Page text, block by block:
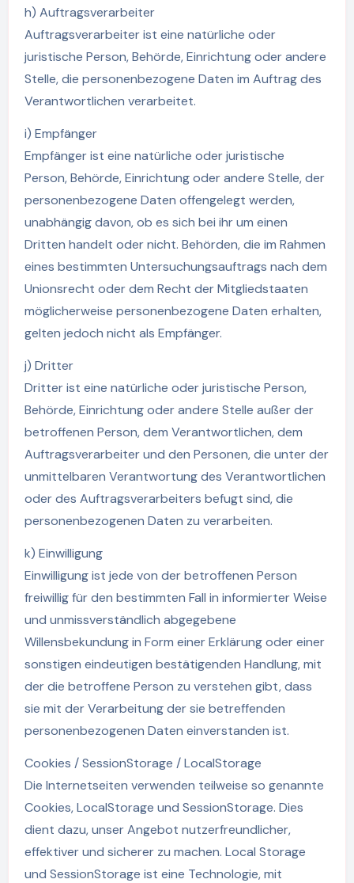
h) Auftragsverarbeiter
Auftragsverarbeiter ist eine natürliche oder
juristische Person, Behörde, Einrichtung oder andere
Stelle, die personenbezogene Daten im Auftrag des
Verantwortlichen verarbeitet.
i) Empfänger
Empfänger ist eine natürliche oder juristische
Person, Behörde, Einrichtung oder andere Stelle, der
personenbezogene Daten offengelegt werden,
unabhängig davon, ob es sich bei ihr um einen
Dritten handelt oder nicht. Behörden, die im Rahmen
eines bestimmten Untersuchungsauftrags nach dem
Unionsrecht oder dem Recht der Mitgliedstaaten
möglicherweise personenbezogene Daten erhalten,
gelten jedoch nicht als Empfänger.
j) Dritter
Dritter ist eine natürliche oder juristische Person,
Behörde, Einrichtung oder andere Stelle außer der
betroffenen Person, dem Verantwortlichen, dem
Auftragsverarbeiter und den Personen, die unter der
unmittelbaren Verantwortung des Verantwortlichen
oder des Auftragsverarbeiters befugt sind, die
personenbezogenen Daten zu verarbeiten.
k) Einwilligung
Einwilligung ist jede von der betroffenen Person
freiwillig für den bestimmten Fall in informierter Weise
und unmissverständlich abgegebene
Willensbekundung in Form einer Erklärung oder einer
sonstigen eindeutigen bestätigenden Handlung, mit
der die betroffene Person zu verstehen gibt, dass
sie mit der Verarbeitung der sie betreffenden
personenbezogenen Daten einverstanden ist.
Cookies / SessionStorage / LocalStorage
Die Internetseiten verwenden teilweise so genannte
Cookies, LocalStorage und SessionStorage. Dies
dient dazu, unser Angebot nutzerfreundlicher,
effektiver und sicherer zu machen. Local Storage
und SessionStorage ist eine Technologie, mit